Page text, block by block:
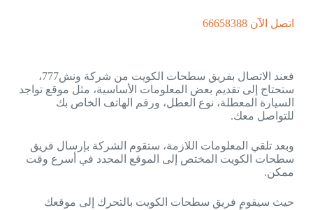
اتصل الآن 66658388
فعند الاتصال بفريق سطحات الكويت من شركة ونش777،
ستحتاج إلى تقديم بعض المعلومات الأساسية، مثل موقع تواجد
السيارة المعطلة، نوع العطل، ورقم الهاتف الخاص بك
للتواصل معك.
وبعد تلقي المعلومات اللازمة، ستقوم الشركة بإرسال فريق
سطحات الكويت المختص إلى الموقع المحدد في أسرع وقت
ممكن.
حيث سيقوم فريق سطحات الكويت بالتحرك إلى موقعك